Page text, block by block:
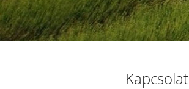
Kapcsolat